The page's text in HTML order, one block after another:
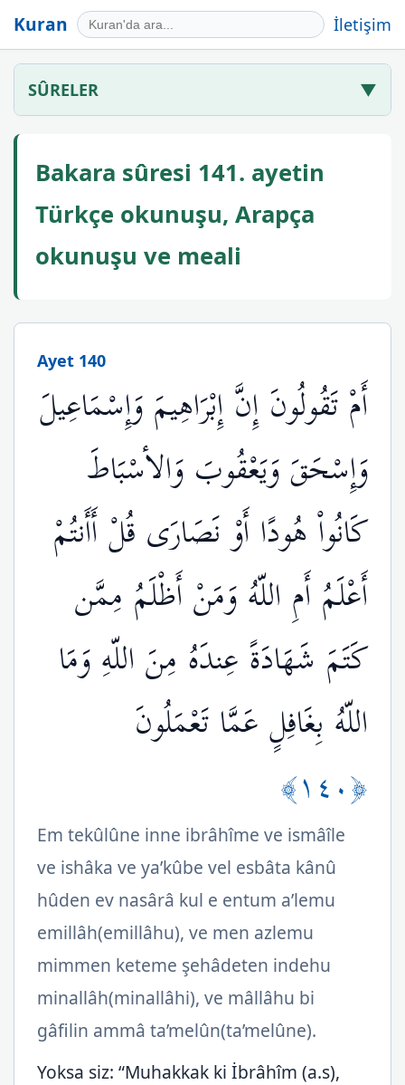
Kuran İletişim
SÛRELER ▼
Bakara sûresi 141. ayetin
Türkçe okunuşu, Arapça
okunuşu ve meali
Ayet 140
أَمْ تَقُولُونَ إِنَّ إِبْرَاهِيمَ وَإِسْمَاعِيلَ
وَإِسْحَقَ وَيَعْقُوبَ وَالأسْبَاطَ
كَانُواْ هُودًا أَوْ نَصَارَى قُلْ أَأَنتُمْ
أَعْلَمُ أَمِ اللّهُ وَمَنْ أَظْلَمُ مِمَّن
كَتَمَ شَهَادَةً عِندَهُ مِنَ اللّهِ وَمَا
اللّهُ بِغَافِلٍ عَمَّا تَعْمَلُونَ
﴿١٤٠﴾
Em tekûlûne inne ibrâhîme ve ismâîle
ve ishâka ve ya’kûbe vel esbâta kânû
hûden ev nasârâ kul e entum a’lemu
emillâh(emillâhu), ve men azlemu
mimmen keteme şehâdeten indehu
minallâh(minallâhi), ve mâllâhu bi
gâfilin ammâ ta’melûn(ta’melûne).
Yoksa siz: “Muhakkak ki İbrâhîm (a.s),